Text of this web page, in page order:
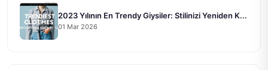
2023 Yılının En Trendy Giysiler: Stilinizi Yeniden K...
01 Mar 2026